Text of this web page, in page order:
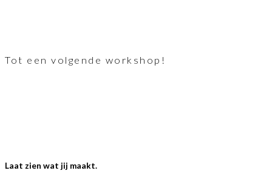
Tot een volgende workshop!
Laat zien wat jij maakt.